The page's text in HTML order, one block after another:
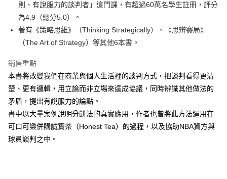
每筆NT$70，滿NT$799(含以上)免運費
數位商品免運
免運費
免運費
離島宅配
每筆NT$200，滿NT$99,999(含以上)免運費
海外叢書運費 查看運費
雜誌海外運費
則、有說服力的談判者」這門課，有超過60萬名學生註冊，評分
為4.9（總分5.0）。
著有《策略思維》（Thinking Strategically）、《思辨賽局》
（The Art of Strategy）等其他6本書。
銷售重點
本書將改變我們在商業與個人生活裡的談判方式，把談判看得更清
楚、更有邏輯，用立論而非立場來達成協議，同時辨識其他做法的
矛盾，提出有說服力的論點。
書中以大量案例說明分餅法的真實應用，作者也曾將此方法運用在
可口可樂併購誠實茶（Honest Tea）的過程，以及協助NBA資方與
球員談判之中。